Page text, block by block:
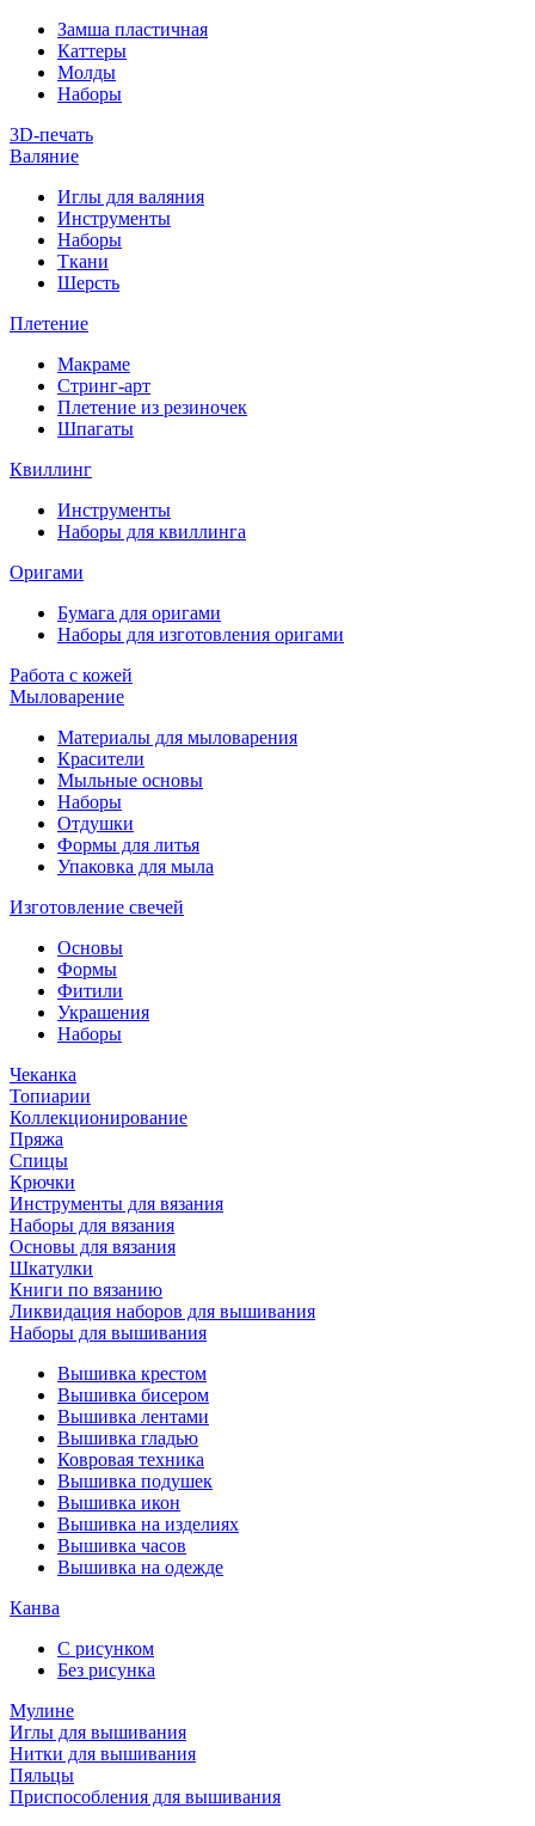
Замша пластичная
Каттеры
Молды
Наборы
3D-печать
Валяние
Иглы для валяния
Инструменты
Наборы
Ткани
Шерсть
Плетение
Макраме
Стринг-арт
Плетение из резиночек
Шпагаты
Квиллинг
Инструменты
Наборы для квиллинга
Оригами
Бумага для оригами
Наборы для изготовления оригами
Работа с кожей
Мыловарение
Материалы для мыловарения
Красители
Мыльные основы
Наборы
Отдушки
Формы для литья
Упаковка для мыла
Изготовление свечей
Основы
Формы
Фитили
Украшения
Наборы
Чеканка
Топиарии
Коллекционирование
Пряжа
Спицы
Крючки
Инструменты для вязания
Наборы для вязания
Основы для вязания
Шкатулки
Книги по вязанию
Ликвидация наборов для вышивания
Наборы для вышивания
Вышивка крестом
Вышивка бисером
Вышивка лентами
Вышивка гладью
Ковровая техника
Вышивка подушек
Вышивка икон
Вышивка на изделиях
Вышивка часов
Вышивка на одежде
Канва
С рисунком
Без рисунка
Мулине
Иглы для вышивания
Нитки для вышивания
Пяльцы
Приспособления для вышивания